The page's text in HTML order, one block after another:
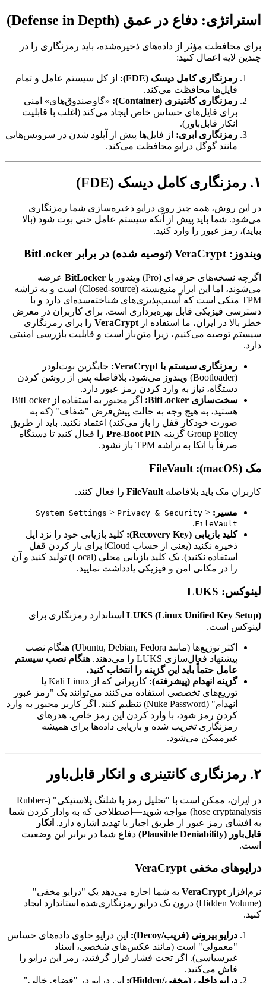
استراتژی: دفاع در عمق (Defense in Depth)
برای محافظت مؤثر از داده‌های ذخیره‌شده، باید رمزنگاری را در
چندین لایه اعمال کنید:
رمزنگاری کامل دیسک (FDE):
از کل سیستم عامل و تمام
فایل‌ها محافظت می‌کند.
رمزنگاری کانتینری (Container):
«گاوصندوق‌های» امنی
برای فایل‌های حساس خاص ایجاد می‌کند (اغلب با قابلیت
انکار قابل‌باور).
رمزنگاری ابری: از فایل‌ها پیش از آپلود شدن در سرویس‌هایی
مانند گوگل درایو محافظت می‌کند.
۱. رمزنگاری کامل دیسک (FDE)
در این روش، همه چیز روی درایو ذخیره‌سازی شما رمزنگاری
می‌شود. شما باید پیش از آنکه سیستم عامل حتی بوت شود (بالا
بیاید)، رمز عبور را وارد کنید.
ویندوز: VeraCrypt (توصیه شده) در برابر BitLocker
اگرچه نسخه‌های حرفه‌ای (Pro) ویندوز با BitLocker عرضه
می‌شوند، اما این ابزار منبع‌بسته (Closed-source) است و به تراشه
TPM متکی است که آسیب‌پذیری‌های شناخته‌سده‌ای دارد و با
دسترسی فیزیکی قابل بهره‌برداری است. برای کاربران در معرض
خطر بالا در ایران، ما استفاده از VeraCrypt را برای رمزنگاری
سیستم توصیه می‌کنیم، زیرا متن‌باز است و قابلیت بازرسی امنیتی
دارد.
رمزنگاری سیستم با VeraCrypt:
جایگزین بوت‌لودر
(Bootloader) ویندوز می‌شود. بلافاصله پس از روشن کردن
دستگاه، نیاز به وارد کردن رمز عبور دارد.
سخت‌سازی BitLocker:
اگر مجبور به استفاده از BitLocker
هستید، به هیچ وجه به حالت پیش‌فرض "شفاف" (که به
صورت خودکار قفل را باز می‌کند) اعتماد نکنید. باید از طریق
Group Policy گزینه
Pre-Boot PIN را فعال کنید تا دستگاه
صرفاً با اتکا به تراشه TPM باز نشود.
مک (macOS): FileVault
کاربران مک باید بلافاصله FileVault را فعال کنند.
مسیر: System Settings > Privacy & Security >
FileVault
.
کلید بازیابی (Recovery Key):
کلید بازیابی خود را نزد اپل
ذخیره نکنید (یعنی از حساب iCloud برای باز کردن قفل
استفاده نکنید). یک کلید بازیابی محلی (Local) تولید کنید و آن
را در مکانی امن و فیزیکی یادداشت نمایید.
لینوکس: LUKS
LUKS (Linux Unified Key Setup) استاندارد رمزنگاری برای
لینوکس است.
اکثر توزیع‌ها (مانند Ubuntu, Debian, Fedora) هنگام نصب
پیشنهاد فعال‌سازی LUKS را می‌دهند.
هنگام نصب سیستم
عامل حتماً باید این گزینه را انتخاب کنید.
گزینه انهدام (پیشرفته):
کاربرانی که از Kali Linux یا
توزیع‌های تخصصی استفاده می‌کنند می‌توانند یک "رمز عبور
انهدام" (Nuke Password) تنظیم کنند. اگر کاربر مجبور به وارد
کردن رمز شود، با وارد کردن این رمز خاص، هدرهای
رمزنگاری تخریب شده و بازیابی داده‌ها برای همیشه
غیرممکن می‌شود.
۲. رمزنگاری کانتینری و انکار قابل‌باور
در ایران، ممکن است با "تحلیل رمز با شلنگ پلاستیکی" (Rubber-
hose cryptanalysis) مواجه شوید—اصطلاحی که به وادار کردن شما
به افشای رمز عبور از طریق اجبار یا تهدید اشاره دارد. انکار
قابل‌باور (Plausible Deniability)
دفاع شما در برابر این وضعیت
است.
درایوهای مخفی VeraCrypt
نرم‌افزار VeraCrypt به شما اجازه می‌دهد یک "درایو مخفی"
(Hidden Volume) درون یک درایو رمزنگاری‌شده استاندارد ایجاد
کنید.
درایو بیرونی (فریب/Decoy):
این درایو حاوی داده‌های حساس
"معمولی" است (مانند عکس‌های شخصی، اسناد
غیرسیاسی). اگر تحت فشار قرار گرفتید، رمز این درایو را
فاش می‌کنید.
درایو داخلی (مخفی/Hidden):
این درایو در "فضای خالی"